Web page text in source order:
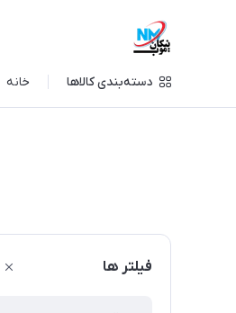
دسته‌بندی کالاها خانه
فیلتر ها